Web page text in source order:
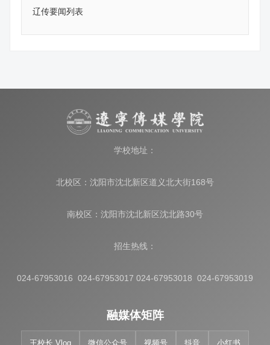
辽传要闻列表
学校地址：
北校区：沈阳市沈北新区道义北大街168号
南校区：沈阳市沈北新区沈北路30号
招生热线：
024-67953016 024-67953017 024-67953018 024-67953019
融媒体矩阵
王校长 Vlog 微信公众号 视频号 抖音 小红书